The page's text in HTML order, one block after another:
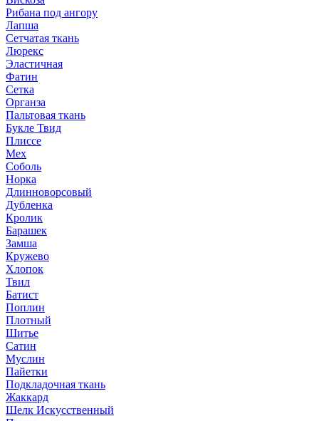
Рибана под ангору
Лапша
Сетчатая ткань
Люрекс
Эластичная
Фатин
Сетка
Органза
Пальтовая ткань
Букле Твид
Плиссе
Мех
Соболь
Норка
Длинноворсовый
Дубленка
Кролик
Барашек
Замша
Кружево
Хлопок
Твил
Батист
Поплин
Плотный
Шитье
Сатин
Муслин
Пайетки
Подкладочная ткань
Жаккард
Шелк Искусственный